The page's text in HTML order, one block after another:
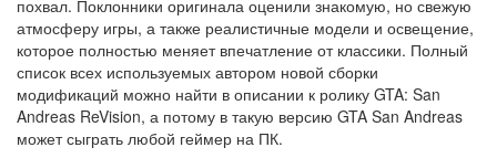
похвал. Поклонники оригинала оценили знакомую, но свежую
атмосферу игры, а также реалистичные модели и освещение,
которое полностью меняет впечатление от классики. Полный
список всех используемых автором новой сборки
модификаций можно найти в описании к ролику GTA: San
Andreas ReVision, а потому в такую версию GTA San Andreas
может сыграть любой геймер на ПК.